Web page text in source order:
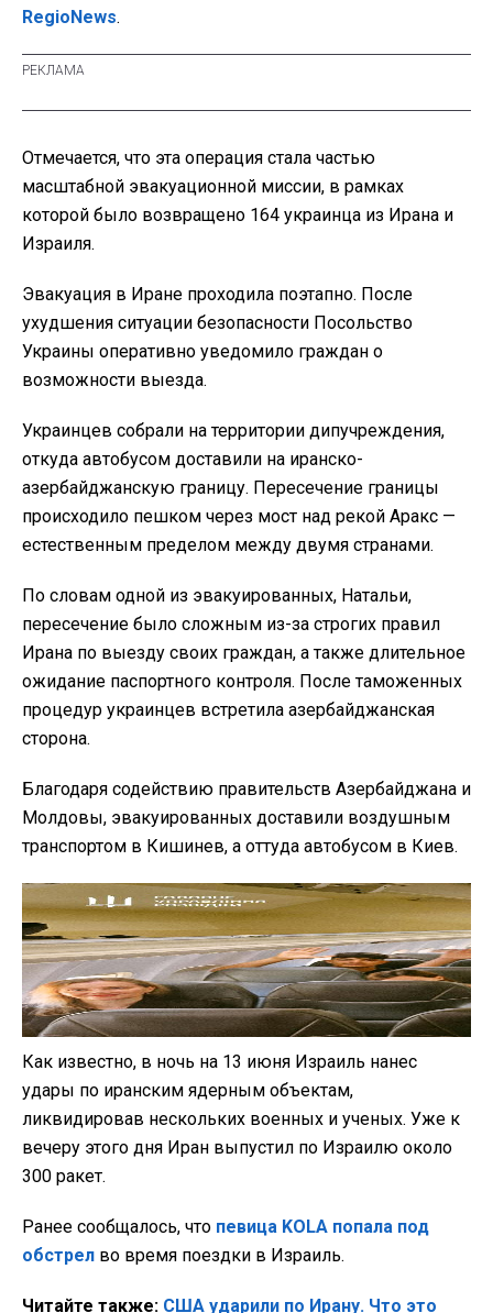
RegioNews.
Отмечается, что эта операция стала частью
масштабной эвакуационной миссии, в рамках
которой было возвращено 164 украинца из Ирана и
Израиля.
Эвакуация в Иране проходила поэтапно. После
ухудшения ситуации безопасности Посольство
Украины оперативно уведомило граждан о
возможности выезда.
Украинцев собрали на территории дипучреждения,
откуда автобусом доставили на иранско-
азербайджанскую границу. Пересечение границы
происходило пешком через мост над рекой Аракс —
естественным пределом между двумя странами.
По словам одной из эвакуированных, Натальи,
пересечение было сложным из-за строгих правил
Ирана по выезду своих граждан, а также длительное
ожидание паспортного контроля. После таможенных
процедур украинцев встретила азербайджанская
сторона.
Благодаря содействию правительств Азербайджана и
Молдовы, эвакуированных доставили воздушным
транспортом в Кишинев, а оттуда автобусом в Киев.
Как известно, в ночь на 13 июня Израиль нанес
удары по иранским ядерным объектам,
ликвидировав нескольких военных и ученых. Уже к
вечеру этого дня Иран выпустил по Израилю около
300 ракет.
Ранее сообщалось, что певица KOLA попала под
обстрел во время поездки в Израиль.
Читайте также: США ударили по Ирану. Что это